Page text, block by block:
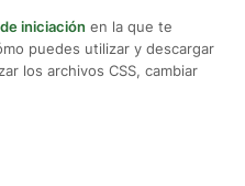
iniciación en la que te
puedes utilizar y descargar
los archivos CSS, cambiar